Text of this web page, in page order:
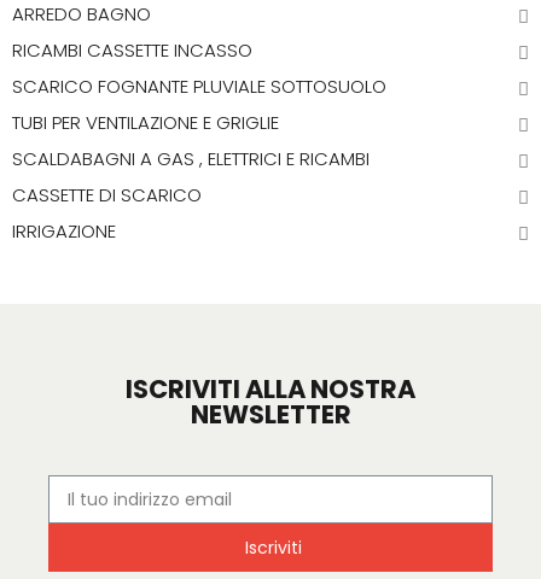
ARREDO BAGNO
RICAMBI CASSETTE INCASSO
SCARICO FOGNANTE PLUVIALE SOTTOSUOLO
TUBI PER VENTILAZIONE E GRIGLIE
SCALDABAGNI A GAS , ELETTRICI E RICAMBI
CASSETTE DI SCARICO
IRRIGAZIONE
ISCRIVITI ALLA NOSTRA
NEWSLETTER
Iscriviti